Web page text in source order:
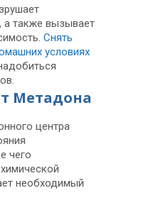
а также вызывает
Снять
условиях
Метадона
центра
чего
необходимый